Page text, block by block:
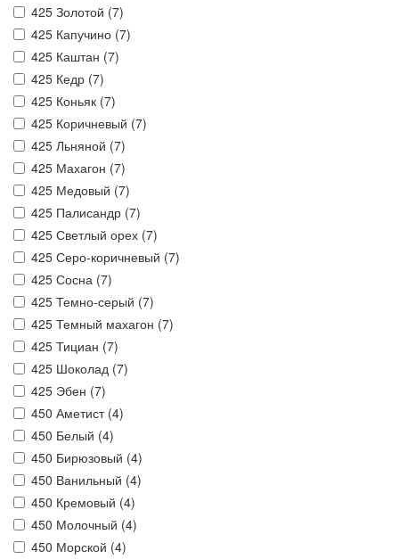
425 Золотой (7)
425 Капучино (7)
425 Каштан (7)
425 Кедр (7)
425 Коньяк (7)
425 Коричневый (7)
425 Льняной (7)
425 Махагон (7)
425 Медовый (7)
425 Палисандр (7)
425 Светлый орех (7)
425 Серо-коричневый (7)
425 Сосна (7)
425 Темно-серый (7)
425 Темный махагон (7)
425 Тициан (7)
425 Шоколад (7)
425 Эбен (7)
450 Аметист (4)
450 Белый (4)
450 Бирюзовый (4)
450 Ванильный (4)
450 Кремовый (4)
450 Молочный (4)
450 Морской (4)